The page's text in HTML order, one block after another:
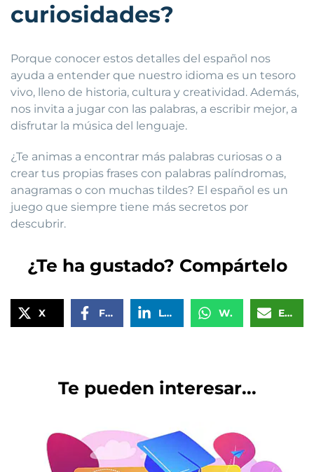
curiosidades?
Porque conocer estos detalles del español nos
ayuda a entender que nuestro idioma es un tesoro
vivo, lleno de historia, cultura y creatividad. Además,
nos invita a jugar con las palabras, a escribir mejor, a
disfrutar la música del lenguaje.
¿Te animas a encontrar más palabras curiosas o a
crear tus propias frases con palabras palíndromas,
anagramas o con muchas tildes? El español es un
juego que siempre tiene más secretos por
descubrir.
¿Te ha gustado? Compártelo
X Facebook LinkedIn WhatsApp Email
Te pueden interesar...